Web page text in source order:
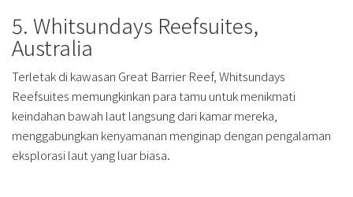
5. Whitsundays Reefsuites,
Australia
Terletak di kawasan Great Barrier Reef, Whitsundays
Reefsuites memungkinkan para tamu untuk menikmati
keindahan bawah laut langsung dari kamar mereka,
menggabungkan kenyamanan menginap dengan pengalaman
eksplorasi laut yang luar biasa.